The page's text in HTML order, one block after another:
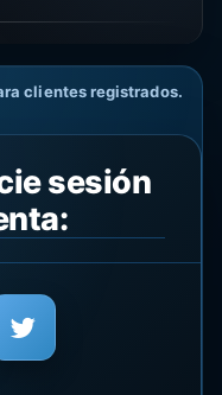
clientes registrados.
sesión